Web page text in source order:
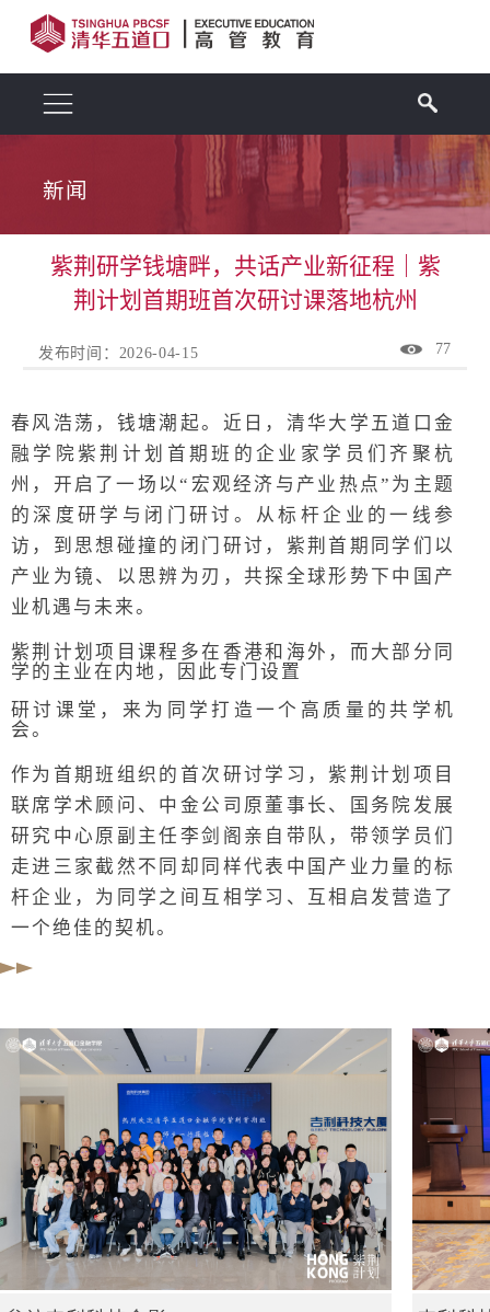
新闻
紫荆研学钱塘畔，共话产业新征程｜紫
荆计划首期班首次研讨课落地杭州
发布时间：2026-04-15 77
春风浩荡，钱塘潮起。近日，清华大学五道口金
融学院紫荆计划首期班的企业家学员们齐聚杭
州，开启了一场以“宏观经济与产业热点”为主题
的深度研学与闭门研讨。从标杆企业的一线参
访，到思想碰撞的闭门研讨，紫荆首期同学们以
产业为镜、以思辨为刃，共探全球形势下中国产
业机遇与未来。
紫荆计划项目课程多在香港和海外，而大部分同
学的主业在内地，因此专门设置
研讨课堂，来为同学打造一个高质量的共学机
会。
作为首期班组织的首次研讨学习，紫荆计划项目
联席学术顾问、中金公司原董事长、国务院发展
研究中心原副主任李剑阁亲自带队，带领学员们
走进三家截然不同却同样代表中国产业力量的标
杆企业，为同学之间互相学习、互相启发营造了
一个绝佳的契机。